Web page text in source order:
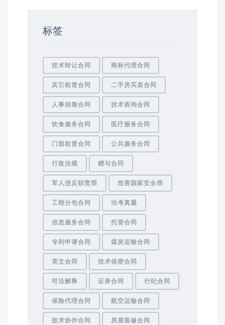
标签
技术转让合同 商标代理合同
其它租赁合同 二手房买卖合同
人事挂靠合同 技术咨询合同
饮食服务合同 医疗服务合同
门面租赁合同 公共服务合同
行政法规 赠与合同
军人违反职责罪 危害国家安全罪
工程分包合同 法考真题
信息服务合同 托管合同
专利申请合同 煤炭运输合同
英文合同 技术保密合同
司法解释 证券合同 行纪合同
保险代理合同 航空运输合同
技术协作合同 房屋装修合同